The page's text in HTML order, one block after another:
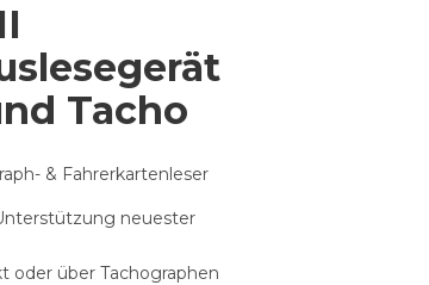
Tacho
& Fahrerkartenleser
neuester
oder über Tachographen